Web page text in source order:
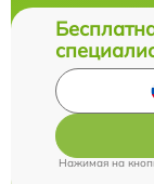
Нажимая на